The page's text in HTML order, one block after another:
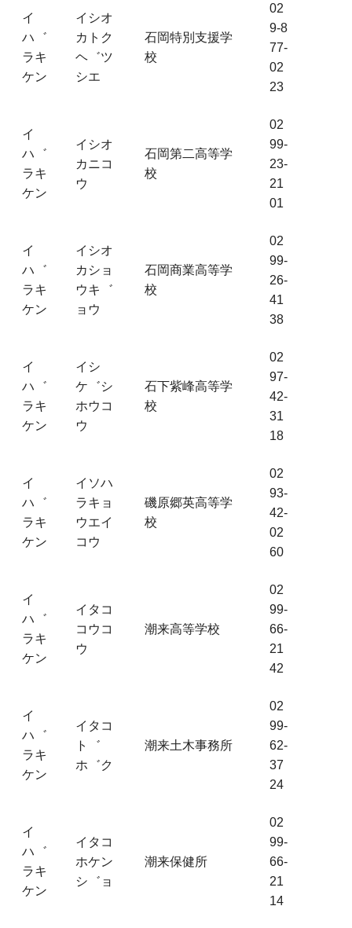
イ
ハ゛
ラキ
ケン
イシオ
カトク
ヘ゛ツ
シエ
石岡特別支援学
校
02
9-8
77-
02
23
イ
ハ゛
ラキ
ケン
イシオ
カニコ
ウ
石岡第二高等学
校
02
99-
23-
21
01
イ
ハ゛
ラキ
ケン
イシオ
カショ
ウキ゛
ョウ
石岡商業高等学
校
02
99-
26-
41
38
イ
ハ゛
ラキ
ケン
イシ
ケ゛シ
ホウコ
ウ
石下紫峰高等学
校
02
97-
42-
31
18
イ
ハ゛
ラキ
ケン
イソハ
ラキョ
ウエイ
コウ
磯原郷英高等学
校
02
93-
42-
02
60
イ
ハ゛
ラキ
ケン
イタコ
コウコ
ウ
潮来高等学校
02
99-
66-
21
42
イ
ハ゛
ラキ
ケン
イタコ
ト゛
ホ゛ク
潮来土木事務所
02
99-
62-
37
24
イ
ハ゛
ラキ
ケン
イタコ
ホケン
シ゛ョ
潮来保健所
02
99-
66-
21
14